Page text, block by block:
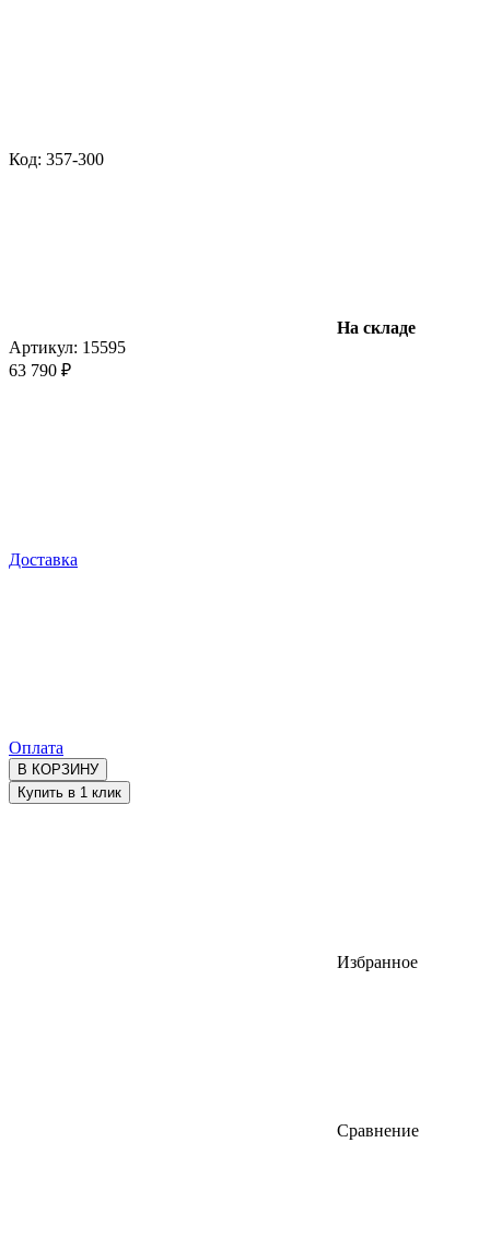
Код: 357-300
На складе
Артикул: 15595
63 790 ₽
Доставка
Оплата
В КОРЗИНУ
Купить в 1 клик
Избранное
Сравнение